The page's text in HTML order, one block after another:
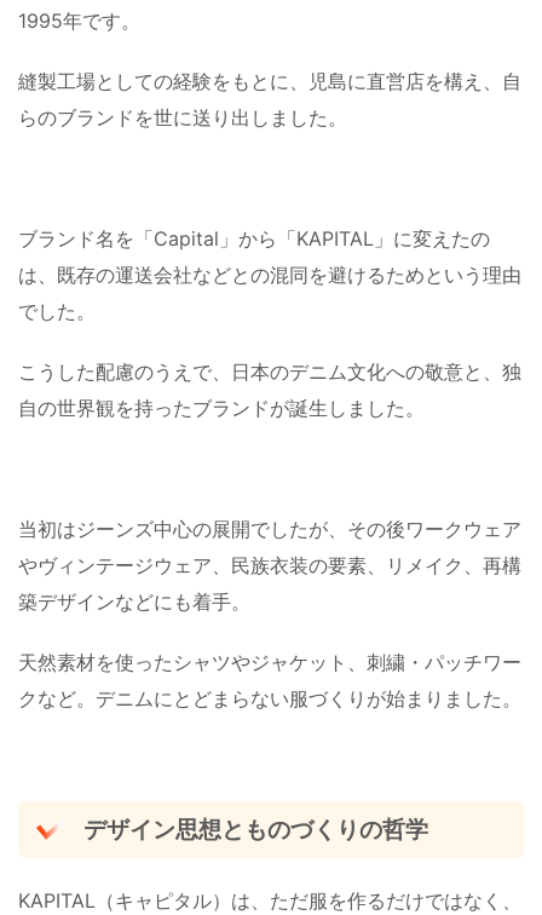
1995年です。
縫製工場としての経験をもとに、児島に直営店を構え、自
らのブランドを世に送り出しました。
ブランド名を「Capital」から「KAPITAL」に変えたの
は、既存の運送会社などとの混同を避けるためという理由
でした。
こうした配慮のうえで、日本のデニム文化への敬意と、独
自の世界観を持ったブランドが誕生しました。
当初はジーンズ中心の展開でしたが、その後ワークウェア
やヴィンテージウェア、民族衣装の要素、リメイク、再構
築デザインなどにも着手。
天然素材を使ったシャツやジャケット、刺繍・パッチワー
クなど。デニムにとどまらない服づくりが始まりました。
デザイン思想とものづくりの哲学
KAPITAL（キャピタル）は、ただ服を作るだけではなく、